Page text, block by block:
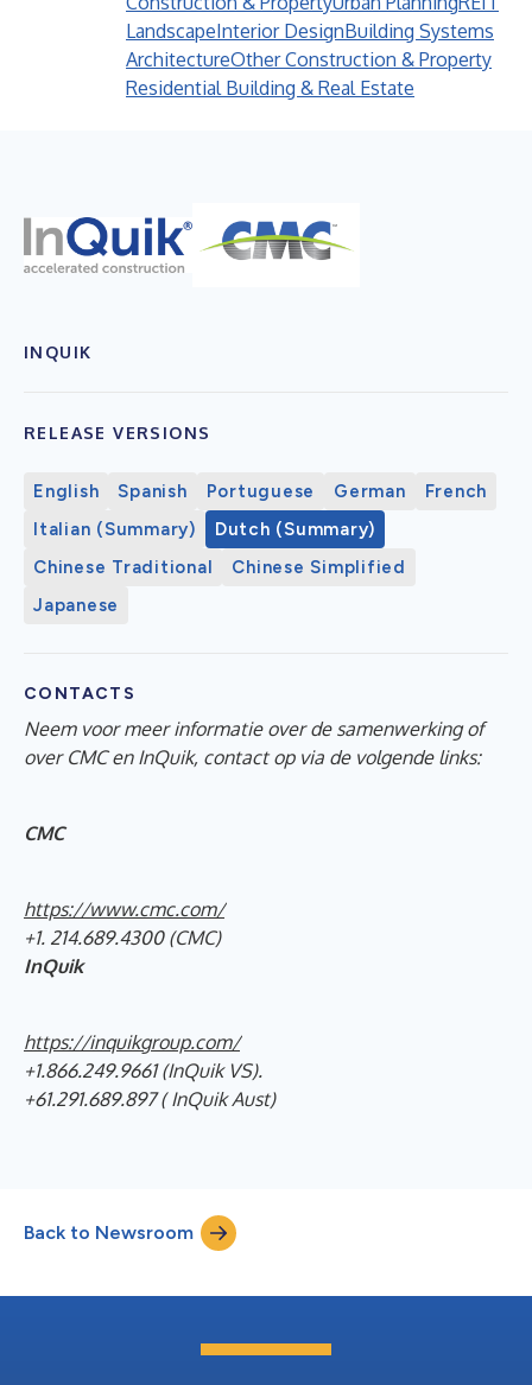
LandscapeInterior DesignBuilding Systems
ArchitectureOther Construction & Property
Residential Building & Real Estate
INQUIK
RELEASE VERSIONS
English Spanish Portuguese German
French
Italian (Summary)
Dutch (Summary)
Chinese Traditional
Chinese Simplified
Japanese
CONTACTS
Neem voor meer informatie over de samenwerking of
over CMC en InQuik, contact op via de volgende links:
CMC
https://www.cmc.com/
+1. 214.689.4300 (CMC)
InQuik
https://inquikgroup.com/
+1.866.249.9661 (InQuik VS).
+61.291.689.897 ( InQuik Aust)
Back to Newsroom